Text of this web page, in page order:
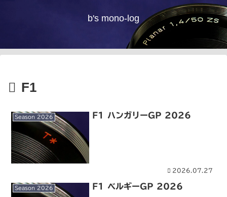
b's mono-log
F1
Season 2026 F1 ハンガリーGP 2026
2026.07.27
Season 2026 F1 ベルギーGP 2026